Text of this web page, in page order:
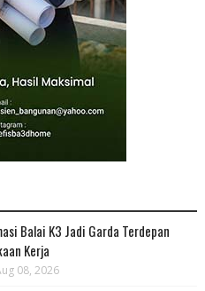
Balai K3 Jadi Garda Terdepan
Kerja
08, 2026